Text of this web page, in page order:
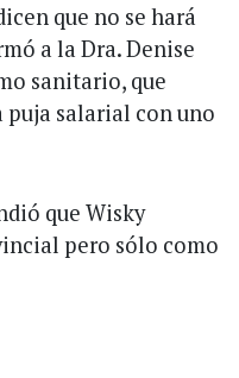
que no se hará
a la Dra. Denise
sanitario, que
puja salarial con uno
que Wisky
pero sólo como